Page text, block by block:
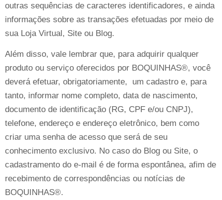
outras sequências de caracteres identificadores, e ainda
informações sobre as transações efetuadas por meio de
sua Loja Virtual, Site ou Blog.
Além disso, vale lembrar que, para adquirir qualquer
produto ou serviço oferecidos por BOQUINHAS®, você
deverá efetuar, obrigatoriamente, um cadastro e, para
tanto, informar nome completo, data de nascimento,
documento de identificação (RG, CPF e/ou CNPJ),
telefone, endereço e endereço eletrônico, bem como
criar uma senha de acesso que será de seu
conhecimento exclusivo. No caso do Blog ou Site, o
cadastramento do e-mail é de forma espontânea, afim de
recebimento de correspondências ou notícias de
BOQUINHAS®.